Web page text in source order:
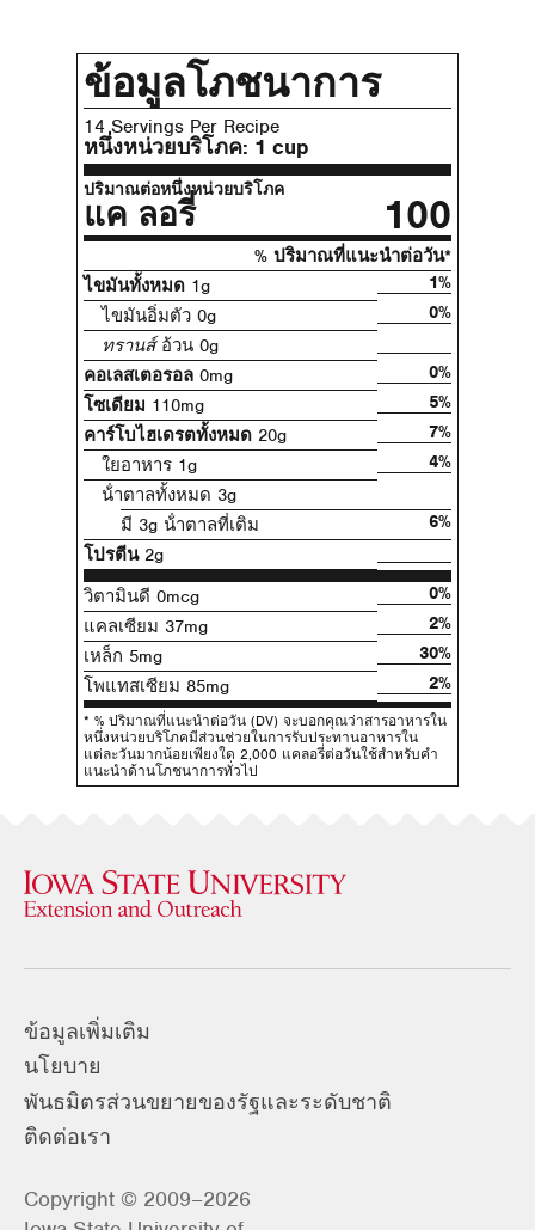
ข้อมูลโภชนาการ
14 Servings Per Recipe
หนึ่งหน่วยบริโภค: 1 cup
ปริมาณต่อหนึ่งหน่วยบริโภค
แค ลอรี่ 100
% ปริมาณที่แนะนําต่อวัน*
ไขมันทั้งหมด 1g
1%
ไขมันอิ่มตัว 0g
0%
ทรานส์อ้วน 0g
คอเลสเตอรอล 0mg
0%
โซเดียม 110mg
5%
คาร์โบไฮเดรตทั้งหมด 20g
7%
ใยอาหาร 1g
4%
น้ําตาลทั้งหมด 3g
มี 3g น้ําตาลที่เติม
6%
โปรตีน2g
วิตามินดี 0mcg
0%
แคลเซียม 37mg
2%
เหล็ก 5mg
30%
โพแทสเซียม 85mg
2%
* % ปริมาณที่แนะนําต่อวัน (DV) จะบอกคุณว่าสารอาหารใน
หนึ่งหน่วยบริโภคมีส่วนช่วยในการรับประทานอาหารใน
แต่ละวันมากน้อยเพียงใด 2,000 แคลอรี่ต่อวันใช้สําหรับคํา
แนะนําด้านโภชนาการทั่วไป
ข้อมูลเพิ่มเติม
นโยบาย
พันธมิตรส่วนขยายของรัฐและระดับชาติ
ติดต่อเรา
Copyright © 2009–2026